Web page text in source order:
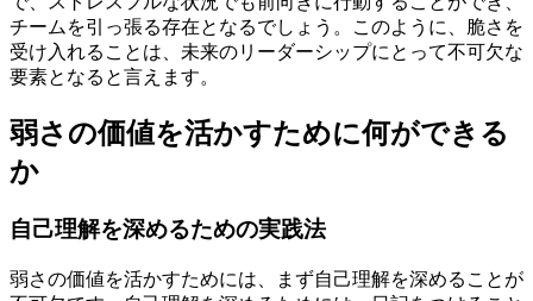
チームを引っ張る存在となるでしょう。このように、脆さを
受け入れることは、未来のリーダーシップにとって不可欠な
要素となると言えます。
弱さの価値を活かすために何ができる
か
自己理解を深めるための実践法
弱さの価値を活かすためには、まず自己理解を深めることが